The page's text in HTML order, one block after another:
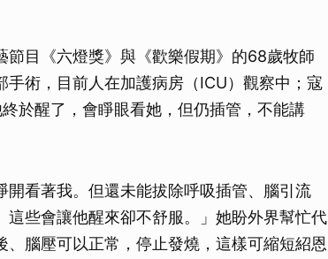
節目《六燈獎》與《歡樂假期》的68歲牧師
術，目前人在加護病房（ICU）觀察中；寇
於醒了，會睜眼看她，但仍插管，不能講
看著我。但還未能拔除呼吸插管、腦引流
些會讓他醒來卻不舒服。」她盼外界幫忙代
腦壓可以正常，停止發燒，這樣可縮短紹恩